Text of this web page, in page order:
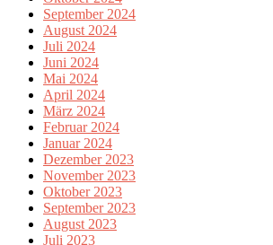
September 2024
August 2024
Juli 2024
Juni 2024
Mai 2024
April 2024
März 2024
Februar 2024
Januar 2024
Dezember 2023
November 2023
Oktober 2023
September 2023
August 2023
Juli 2023